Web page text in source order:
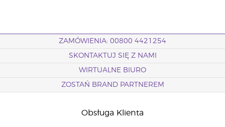
ZAMÓWIENIA: 00800 4421254
SKONTAKTUJ SIĘ Z NAMI
WIRTUALNE BIURO
ZOSTAŃ BRAND PARTNEREM
Obsługa Klienta